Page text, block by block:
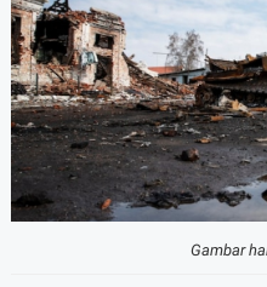
Gambar